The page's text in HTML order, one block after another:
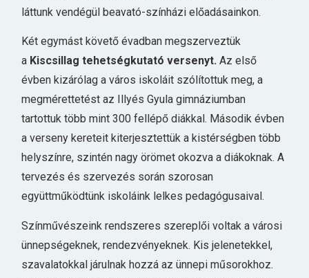
láttunk vendégül beavató-színházi előadásainkon.
Két egymást követő évadban megszerveztük
a Kiscsillag tehetségkutató versenyt. Az első
évben kizárólag a város iskoláit szólítottuk meg, a
megmérettetést az Illyés Gyula gimnáziumban
tartottuk több mint 300 fellépő diákkal. Második évben
a verseny kereteit kiterjesztettük a kistérségben több
helyszínre, szintén nagy örömet okozva a diákoknak. A
tervezés és szervezés során szorosan
együttműködtünk iskoláink lelkes pedagógusaival.
Színművészeink rendszeres szereplői voltak a városi
ünnepségeknek, rendezvényeknek. Kis jelenetekkel,
szavalatokkal járulnak hozzá az ünnepi műsorokhoz.